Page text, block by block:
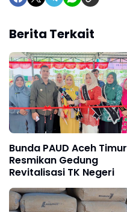
Berita Terkait
Bunda PAUD Aceh Timur
Resmikan Gedung
Revitalisasi TK Negeri